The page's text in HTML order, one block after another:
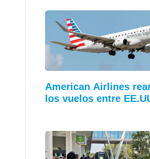
American Airlines
los vuelos entre